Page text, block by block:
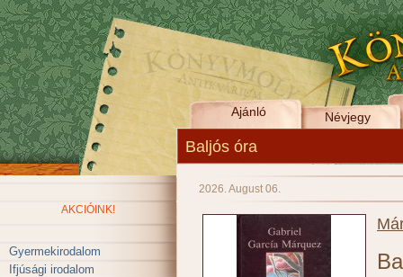
Ajánló Névjegy
Baljós óra
AKCIÓINK!
Gyermekirodalom
Ifjúsági irodalom
2026. August 06.